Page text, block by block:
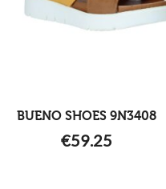
BUENO SHOES 9N3408
€59.25